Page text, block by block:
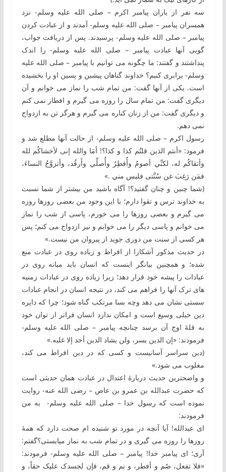
سه نفر از یاران پیامبر اکرم – صلی الله علیه وسلم- نزد
همسران پیامبر – صلی الله علیه وسلم- آمدند و از عبادت کردن
پیامبر – صلی الله علیه وسلم- ‏پرسیدند. پس از دریافت جواب،
گویی آنها عبادت پیامبر – صلی الله علیه وسلم- را اندک
پنداشتند و گفتند: ما چگونه می‏ توانیم با پیامبر – صلی الله علیه
وسلم- برابری کنیم؟ خداوند گناهان پیشین و پسین او را بخشیده
است. یکی از آنها گفت: من تمام شب ‏را نماز می ‏خوانم و آن
دیگری گفت: من تمام سال را روزه می‏ گیرم و افطار نمی ‏کنم
و دیگری گفت: من از زنان کناره می‏ گیرم و هرگز تن به ازدواج
نمی ‏دهم.
رسول اکرم – صلی الله علیه وسلم- از حالت آن‏ها مطلع شد و
فرمود: «أنتم الذین قلتُم کذا و کذا؟! أمَا والله إنی لأخشاکُم لله
وأتقاکُم له، لکنِّي أصومُ وأُفطِرُ وأُصلِّي وأَرقُد، وأتزوَّجُ النساءَ،
فمَن رَغِبَ عن سُنَّتی فلیس مني .»
(شما چنین و چنان گفتید؟! آگاه باشید من بیشتر از شما نسبت
به خداوند ترس و تقوا دارم؛ با این وجود من بعضی روزها روزه
می ‏گیرم و بعضی روزها را می ‏خورم، پاسی از شب را نماز
می‏ خوانم و پاسی دیگر را می ‏خوابم و نیز ازدواج می ‏کنم؛ پس
هر کسی از سنت من دوری جوید از پیروان من نیست.»
در حدیث مذکور آشکارا از افراط و زیاده ‏روی در عبادت منع
شده؛ و هم‏چنین بیانگر اینست که انسان باید میانه ‏روی در
عبادات را پیشه خود قرار دهد؛ زیرا زیاده ‏روی در عبادات زمنیه‏
های ترک آن‏ها را فراهم می ‏کند، در نتیجه انسان در انجام عبادات
سستی نشان می ‏دهد وچه بسا مرتکب گناه ‏شود؛ چرا که دایره
دین خیلی وسیع است و امکان ندارد انسان فراتر از توان خود
به قلۀ اوج آن برسد چنان‏چه پیامبر – صلی الله علیه وسلم-
فرمودند: «إن الدین یسر، ولن یشاد الدین أحد إلا غلبه.»
(دین سراسر آسانی‏ست و کسی‏ که در دین افراط می ‏کند،
مغلوب می ‏شود.»
و واضح‏ترین حدیث دربارۀ اعتدال در عبادت همان‏ حدیثی ا‏ست
که حضرت عبدالله بن عمرو بن عاص – رضی الله عنه- روایت
نموده است که رسول خدا – صلی الله علیه وسلم- به ‏من
فرمودند:
ای عبدالله! آیا آن‏چه در مورد تو شنیده‏ ام صحت دارد که همۀ
روزها را روزه می ‏گیری و در تمام شب به ‏نماز می‏ایستی؟گفتم:
آری؛ ای پیامبر خدا! پیامبر – صلی الله علیه وسلم- فرمودند:
«فلا تفعل، صُم و أفطر، و نم و قم، فإن لجسدک علیک حقاً، و